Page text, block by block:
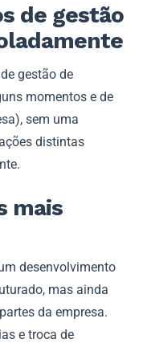
de gestão
gestão de
momentos e de
sem uma
distintas
mais
desenvolvimento
mas ainda
da empresa.
e troca de